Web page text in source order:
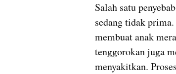
Salah satu
sedang tidak
membuat anak
tenggorokan juga
menyakitkan.